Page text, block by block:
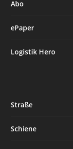
Abo
ePaper
Logistik Hero
Straße
Schiene